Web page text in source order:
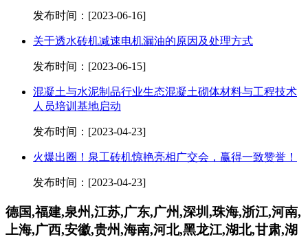
发布时间：[2023-06-16]
关于透水砖机减速电机漏油的原因及处理方式
发布时间：[2023-06-15]
混凝土与水泥制品行业生态混凝土砌体材料与工程技术
人员培训基地启动
发布时间：[2023-04-23]
火爆出圈！泉工砖机惊艳亮相广交会，赢得一致赞誉！
发布时间：[2023-04-23]
德国,福建,泉州,江苏,广东,广州,深圳,珠海,浙江,河南,
上海,广西,安徽,贵州,海南,河北,黑龙江,湖北,甘肃,湖